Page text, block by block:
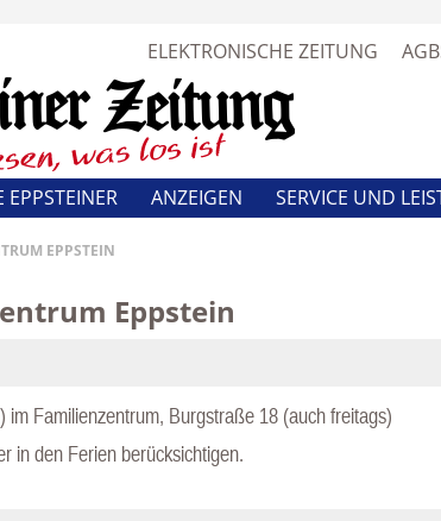
ELEKTRONISCHE ZEITUNG
EPPSTEIN
Eppstein
Familienzentrum, Burgstraße 18 (auch freitags)
in den Ferien berücksichtigen.
EPPSTEINER ANZEIGEN SERVICE UND